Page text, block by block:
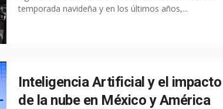
temporada navideña y en los últimos años,...
Inteligencia Artificial y el impacto
de la nube en México y América